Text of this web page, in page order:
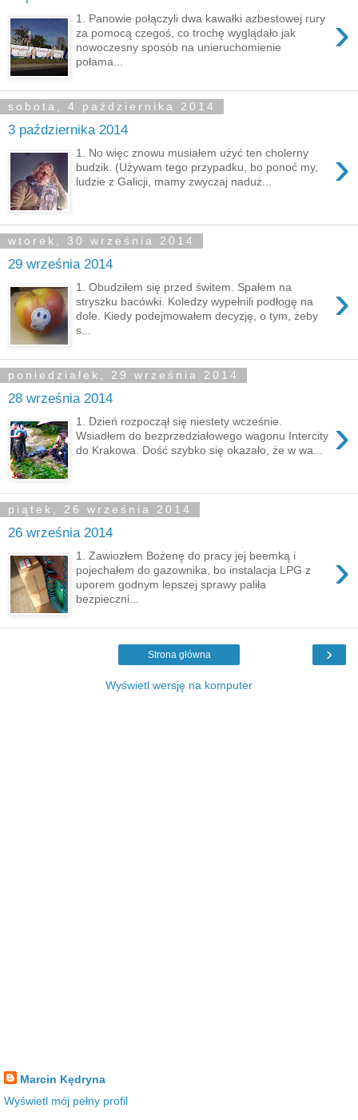
›
1. Panowie połączyli dwa kawałki azbestowej rury
za pomocą czegoś, co trochę wyglądało jak
nowoczesny sposób na unieruchomienie
połama...
sobota, 4 października 2014
3 października 2014
›
1. No więc znowu musiałem użyć ten cholerny
budzik. (Używam tego przypadku, bo ponoć my,
ludzie z Galicji, mamy zwyczaj naduż...
wtorek, 30 września 2014
29 września 2014
›
1. Obudziłem się przed świtem. Spałem na
stryszku bacówki. Koledzy wypełnili podłogę na
dole. Kiedy podejmowałem decyzję, o tym, żeby
s...
poniedziałek, 29 września 2014
28 września 2014
›
1. Dzień rozpoczął się niestety wcześnie.
Wsiadłem do bezprzedziałowego wagonu Intercity
do Krakowa. Dość szybko się okazało, że w wa...
piątek, 26 września 2014
26 września 2014
›
1. Zawiozłem Bożenę do pracy jej beemką i
pojechałem do gazownika, bo instalacja LPG z
uporem godnym lepszej sprawy paliła
bezpieczni...
›
Strona główna
Wyświetl wersję na komputer
Marcin Kędryna
Wyświetl mój pełny profil